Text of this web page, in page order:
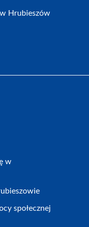
Hrubieszów
w
społecznej